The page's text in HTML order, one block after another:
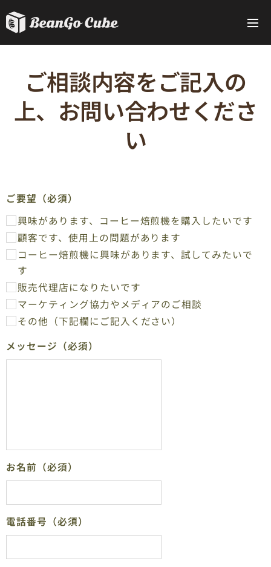
ご相談内容をご記入の
上、お問い合わせくださ
い
ご要望（必須）
興味があります、コーヒー焙煎機を購入したいです
顧客です、使用上の問題があります
コーヒー焙煎機に興味があります、試してみたいで
す
販売代理店になりたいです
マーケティング協力やメディアのご相談
その他（下記欄にご記入ください）
メッセージ（必須）
お名前（必須）
電話番号（必須）